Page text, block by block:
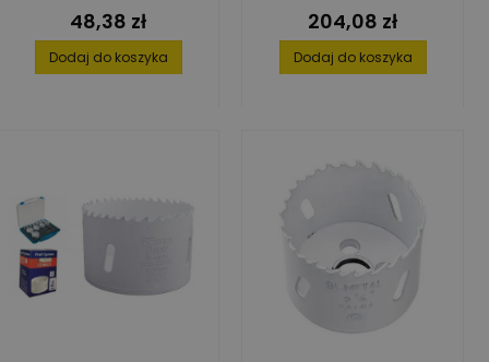
Cena
48,38 zł
Dodaj do koszyka
Cena
204,08 zł
Dodaj do koszyka